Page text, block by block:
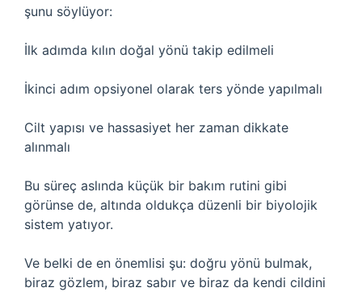
şunu söylüyor:
İlk adımda kılın doğal yönü takip edilmeli
İkinci adım opsiyonel olarak ters yönde yapılmalı
Cilt yapısı ve hassasiyet her zaman dikkate
alınmalı
Bu süreç aslında küçük bir bakım rutini gibi
görünse de, altında oldukça düzenli bir biyolojik
sistem yatıyor.
Ve belki de en önemlisi şu: doğru yönü bulmak,
biraz gözlem, biraz sabır ve biraz da kendi cildini